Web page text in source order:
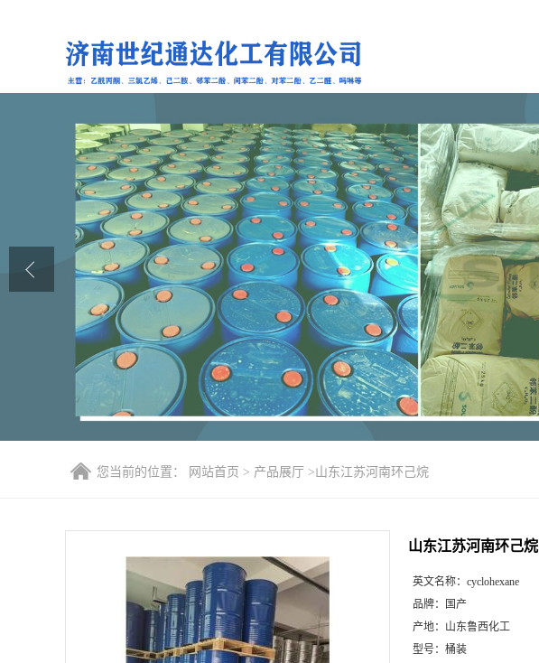
公司首页
公司动态
产品展厅
证书荣誉
联系方式
您当前的位置： 网站首页 > 产品展厅 >山东江苏河南环己烷
山东江苏河南环己烷
英文名称： cyclohexane
品牌：
国产
产地： 山东鲁西化工
型号： 桶装